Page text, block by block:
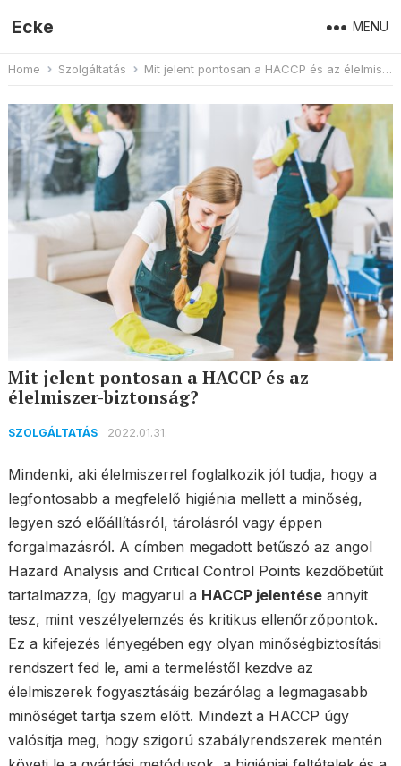
Ecke MENU
Home Szolgáltatás Mit jelent pontosan a HACCP és az élelmiszer-biztonság?
Mit jelent pontosan a HACCP és az
élelmiszer-biztonság?
SZOLGÁLTATÁS 2022.01.31.
Mindenki, aki élelmiszerrel foglalkozik jól tudja, hogy a
legfontosabb a megfelelő higiénia mellett a minőség,
legyen szó előállításról, tárolásról vagy éppen
forgalmazásról. A címben megadott betűszó az angol
Hazard Analysis and Critical Control Points kezdőbetűit
tartalmazza, így magyarul a HACCP jelentéseannyit
tesz, mint veszélyelemzés és kritikus ellenőrzőpontok.
Ez a kifejezés lényegében egy olyan minőségbiztosítási
rendszert fed le, ami a termeléstől kezdve az
élelmiszerek fogyasztásáig bezárólag a legmagasabb
minőséget tartja szem előtt. Mindezt a HACCP úgy
valósítja meg, hogy szigorú szabályrendszerek mentén